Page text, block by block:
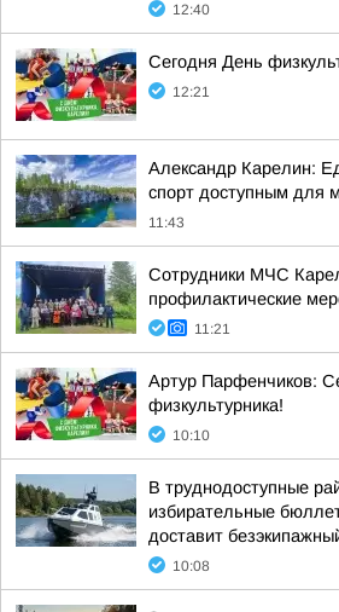
12:40
Сегодня День
12:21
Александр Карелин:
спорт доступным для
11:43
Сотрудники МЧС
профилактические
11:21
Артур Парфенчиков:
физкультурника!
10:10
В труднодоступные
избирательные
доставит
10:08